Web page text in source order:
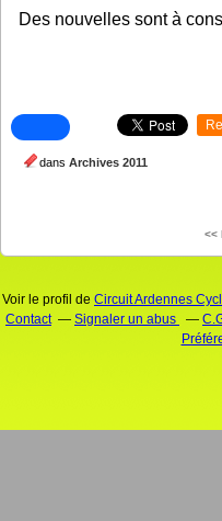
Des nouvelles sont à
dans Archives 2011
<<
Voir le profil de Circuit Ardennes
Contact
Signaler un abus